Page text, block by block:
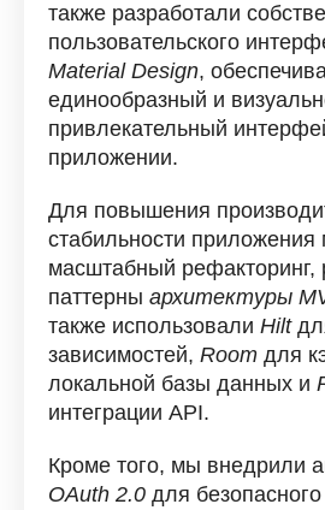
также разработали
пользовательского
Material Design,
единообразный и
привлекательный
приложении.
Для повышения
стабильности
масштабный рефакторинг,
паттерны архитектуры
также использовали Hilt
зависимостей, Room для
локальной базы данных и
интеграции API.
Кроме того, мы внедрили
OAuth 2.0 для безопасного